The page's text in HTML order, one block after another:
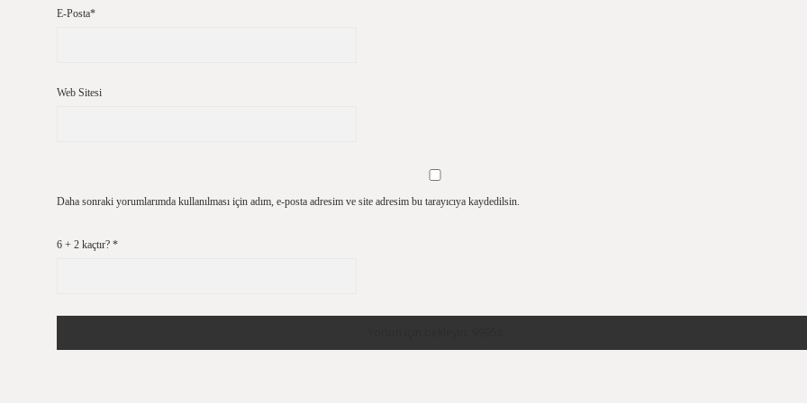
E-Posta*
Web Sitesi
Daha sonraki yorumlarımda kullanılması için adım, e-posta adresim ve site adresim bu tarayıcıya kaydedilsin.
6 + 2 kaçtır? *